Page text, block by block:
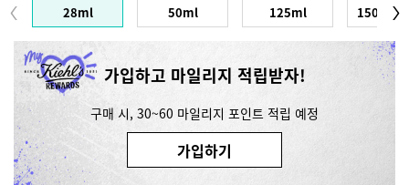
Selected
28ml, 1 of 4 Selected
50ml, 2 of 4 Selected
125ml
, 3 of 4 150ml,
가입하고 마일리지 적립받자!
구매 시, 30~60 마일리지 포인트 적립 예정
가입하기